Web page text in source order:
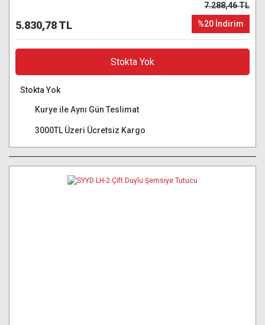
5.830,78 TL
7.288,46 TL
%20 İndirim
Stokta Yok
Stokta Yok
Kurye ile Aynı Gün Teslimat
3000TL Üzeri Ücretsiz Kargo